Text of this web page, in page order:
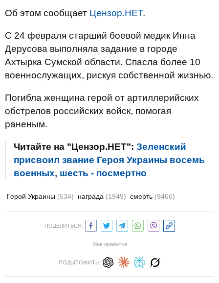
Об этом сообщает Цензор.НЕТ.
С 24 февраля старший боевой медик Инна
Дерусова выполняла задание в городе
Ахтырка Сумской области. Спасла более 10
военнослужащих, рискуя собственной жизнью.
Погибла женщина герой от артиллерийских
обстрелов российских войск, помогая
раненым.
Читайте на "Цензор.НЕТ": Зеленский
присвоил звание Героя Украины восемь
военных, шесть - посмертно
Герой Украины (534) награда (1949) смерть (9466)
ПОДЕЛИТЬСЯ:
Мне нравится
ПОДЫТОЖИТЬ: